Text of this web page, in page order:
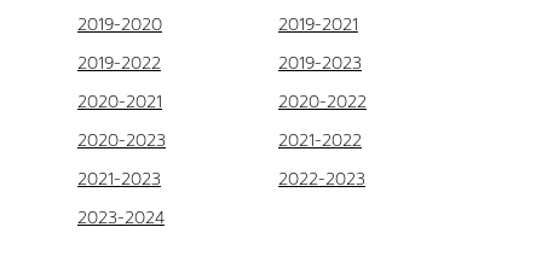
2019-2020
2019-2021
2019-2022
2019-2023
2020-2021
2020-2022
2020-2023
2021-2022
2021-2023
2022-2023
2023-2024